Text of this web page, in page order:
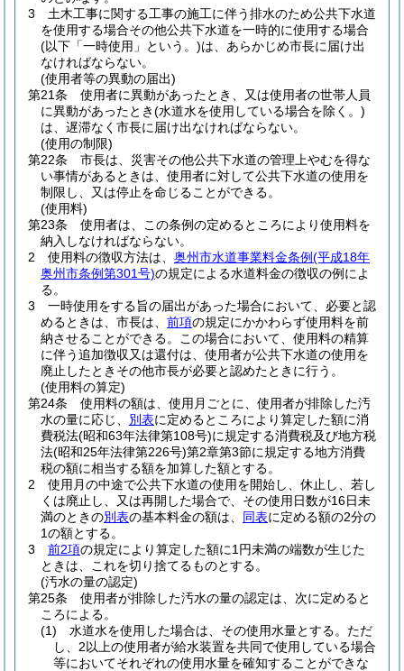
3
土木工事に関する工事の施工に伴う排水のため公共下水道
を使用する場合その他公共下水道を一時的に使用する場合
(以下「一時使用」という。)は、あらかじめ市長に届け出
なければならない。
(使用者等の異動の届出)
第21条
使用者に異動があったとき、又は使用者の世帯人員
に異動があったとき(水道水を使用している場合を除く。)
は、遅滞なく市長に届け出なければならない。
(使用の制限)
第22条
市長は、災害その他公共下水道の管理上やむを得な
い事情があるときは、使用者に対して公共下水道の使用を
制限し、又は停止を命じることができる。
(使用料)
第23条
使用者は、この条例の定めるところにより使用料を
納入しなければならない。
2
使用料の徴収方法は、 奥州市水道事業料金条例(平成18年
奥州市条例第301号)の規定による水道料金の徴収の例によ
る。
3
一時使用をする旨の届出があった場合において、必要と認
めるときは、市長は、 前項の規定にかかわらず使用料を前
納させることができる。
この場合において、使用料の精算
に伴う追加徴収又は還付は、使用者が公共下水道の使用を
廃止したときその他市長が必要と認めたときに行う。
(使用料の算定)
第24条
使用料の額は、使用月ごとに、使用者が排除した汚
水の量に応じ、 別表に定めるところにより算定した額に消
費税法(昭和63年法律第108号)に規定する消費税及び地方税
法(昭和25年法律第226号)第2章第3節に規定する地方消費
税の額に相当する額を加算した額とする。
2
使用月の中途で公共下水道の使用を開始し、休止し、若し
くは廃止し、又は再開した場合で、その使用日数が16日未
満のときの別表の基本料金の額は、 同表に定める額の2分の
1の額とする。
3
前2項の規定により算定した額に1円未満の端数が生じた
ときは、これを切り捨てるものとする。
(汚水の量の認定)
第25条
使用者が排除した汚水の量の認定は、次に定めると
ころによる。
(1)
水道水を使用した場合は、その使用水量とする。 ただ
し、2以上の使用者が給水装置を共同で使用している場合
等においてそれぞれの使用水量を確知することができな